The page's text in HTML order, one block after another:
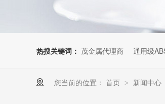
热搜关键词： 茂金属代理商 通用级
您当前的位置： 首页 > 新闻中心